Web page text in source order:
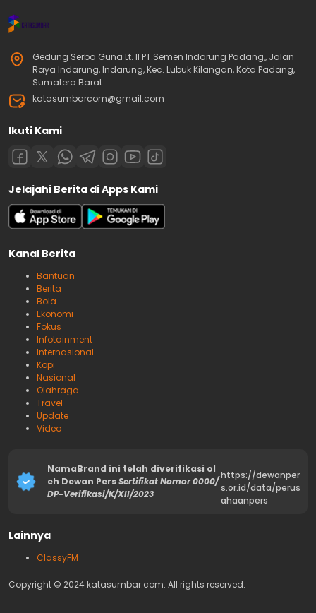
Gedung Serba Guna Lt. II PT.Semen Indarung Padang,, Jalan
Raya Indarung, Indarung, Kec. Lubuk Kilangan, Kota Padang,
Sumatera Barat
katasumbarcom@gmail.com
Ikuti Kami
Jelajahi Berita di Apps Kami
Kanal Berita
Bantuan
Berita
Bola
Ekonomi
Fokus
Infotainment
Internasional
Kopi
Nasional
Olahraga
Travel
Update
Video
NamaBrand ini telah diverifikasi ol
eh Dewan PersSertifikat Nomor 0000/
DP-Verifikasi/K/XII/2023
https://dewanper
s.or.id/data/perus
ahaanpers
Lainnya
ClassyFM
Copyright © 2024 katasumbar.com. All rights reserved.